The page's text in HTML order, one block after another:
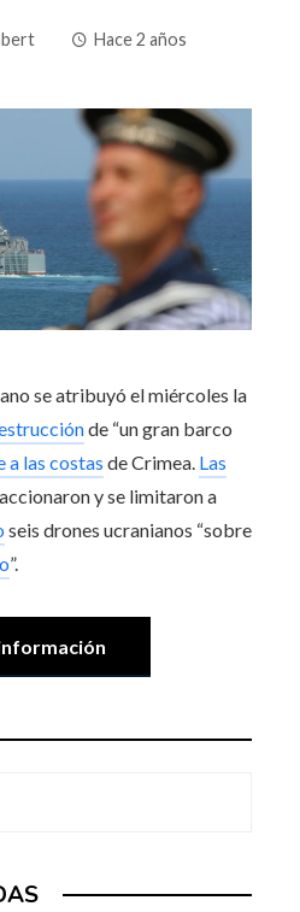
Hace 2 años
se atribuyó el miércoles la
de “un gran barco
a las costas de Crimea. Las
y se limitaron a
seis drones ucranianos “sobre
”.